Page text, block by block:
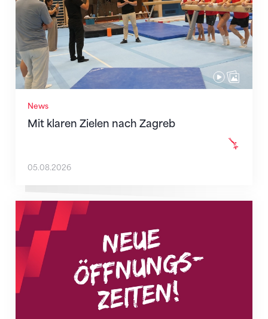
News
Mit klaren Zielen nach Zagreb
05.08.2026
Neue Empfangszeiten ab 1. August 2026